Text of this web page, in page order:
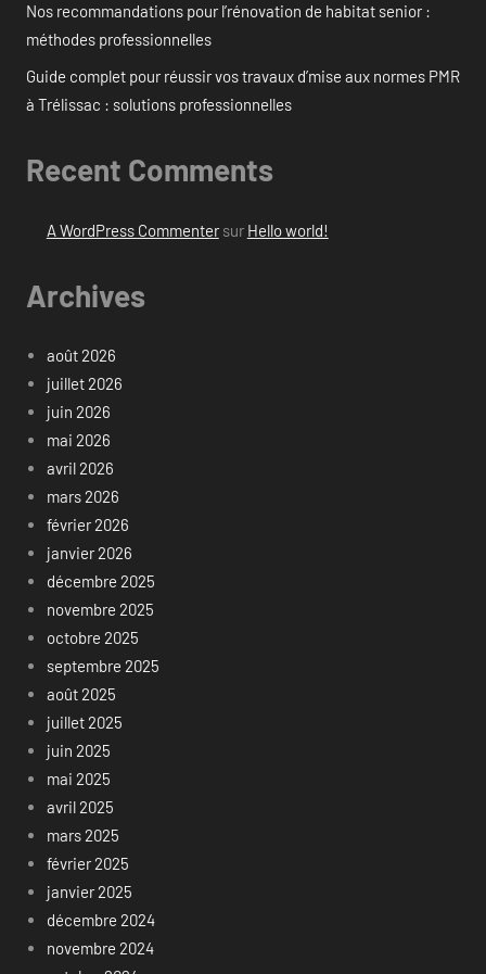
Nos recommandations pour l’rénovation de habitat senior :
méthodes professionnelles
Guide complet pour réussir vos travaux d’mise aux normes PMR
à Trélissac : solutions professionnelles
Recent Comments
A WordPress Commentersur Hello world!
Archives
août 2026
juillet 2026
juin 2026
mai 2026
avril 2026
mars 2026
février 2026
janvier 2026
décembre 2025
novembre 2025
octobre 2025
septembre 2025
août 2025
juillet 2025
juin 2025
mai 2025
avril 2025
mars 2025
février 2025
janvier 2025
décembre 2024
novembre 2024